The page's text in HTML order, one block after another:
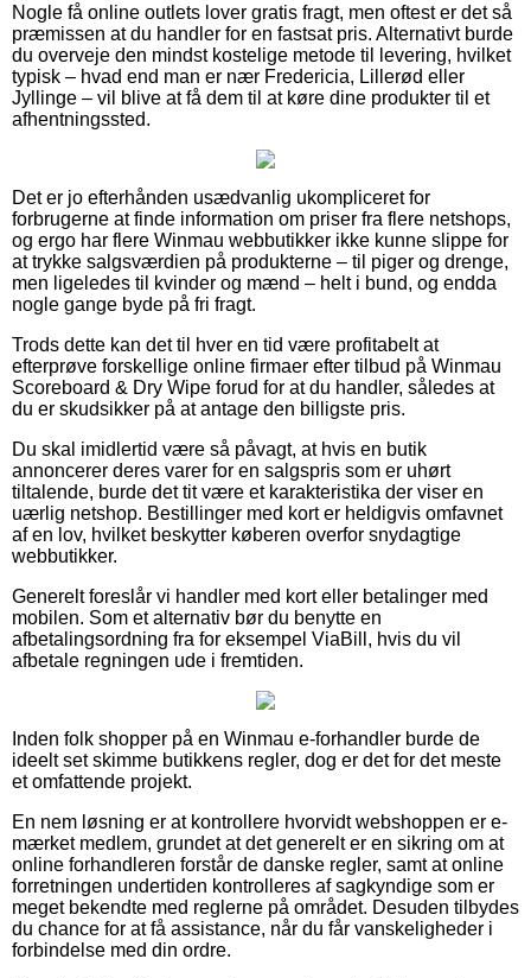
Nogle få online outlets lover gratis fragt, men oftest er det så
præmissen at du handler for en fastsat pris. Alternativt burde
du overveje den mindst kostelige metode til levering, hvilket
typisk – hvad end man er nær Fredericia, Lillerød eller
Jyllinge – vil blive at få dem til at køre dine produkter til et
afhentningssted.
Det er jo efterhånden usædvanlig ukompliceret for
forbrugerne at finde information om priser fra flere netshops,
og ergo har flere Winmau webbutikker ikke kunne slippe for
at trykke salgsværdien på produkterne – til piger og drenge,
men ligeledes til kvinder og mænd – helt i bund, og endda
nogle gange byde på fri fragt.
Trods dette kan det til hver en tid være profitabelt at
efterprøve forskellige online firmaer efter tilbud på Winmau
Scoreboard & Dry Wipe forud for at du handler, således at
du er skudsikker på at antage den billigste pris.
Du skal imidlertid være så påvagt, at hvis en butik
annoncerer deres varer for en salgspris som er uhørt
tiltalende, burde det tit være et karakteristika der viser en
uærlig netshop. Bestillinger med kort er heldigvis omfavnet
af en lov, hvilket beskytter køberen overfor snydagtige
webbutikker.
Generelt foreslår vi handler med kort eller betalinger med
mobilen. Som et alternativ bør du benytte en
afbetalingsordning fra for eksempel ViaBill, hvis du vil
afbetale regningen ude i fremtiden.
Inden folk shopper på en Winmau e-forhandler burde de
ideelt set skimme butikkens regler, dog er det for det meste
et omfattende projekt.
En nem løsning er at kontrollere hvorvidt webshoppen er e-
mærket medlem, grundet at det generelt er en sikring om at
online forhandleren forstår de danske regler, samt at online
forretningen undertiden kontrolleres af sagkyndige som er
meget bekendte med reglerne på området. Desuden tilbydes
du chance for at få assistance, når du får vanskeligheder i
forbindelse med din ordre.